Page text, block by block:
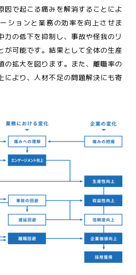
因で起こる痛みを解消することによ
ションと業務の効率を向上させま
力の低下を抑制し、事故や怪我のリ
が可能です。結果として全体の生産
の拡大を図ります。また、離職率の
により、人材不足の問題解決にも寄